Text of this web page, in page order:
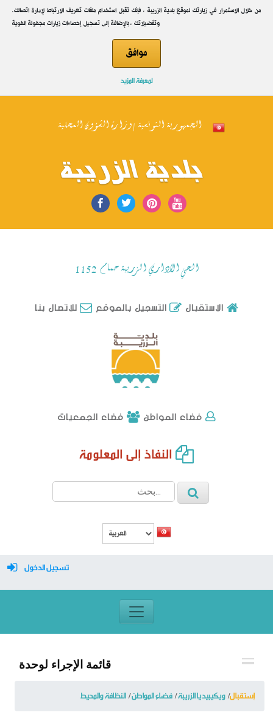
.من خلال الاستمرار في زيارتك لموقع بلدية الزريبة ، فإنك تقبل استخدام ملفات تعريف الارتباط لإدارة اتصالك
وتفضيلاتك ، بالإضافة إلى تسجيل إحصاءات زيارات مجهولة الهوية
موافق
لمعرفة المزيد
الجمهورية التونسية | وزارة الشؤون المحلية
بلدية الزريبة
الحي الاداري الزريبة حمام 1152
الاستقبال التسجيل بالموقع
فضاء المواطن
تسجيل الدخول
معرف تسجيل الدخول
قائمة الإجراء لوحدة
إستقبال ويكيبيديا الزريبة فضاء المواطن النظافة والمحيط